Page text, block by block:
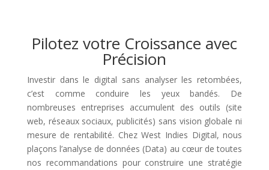
Pilotez votre Croissance avec
Précision
Investir dans le digital sans analyser les retombées,
c’est comme conduire les yeux bandés. De
nombreuses entreprises accumulent des outils (site
web, réseaux sociaux, publicités) sans vision globale ni
mesure de rentabilité. Chez West Indies Digital, nous
plaçons l’analyse de données (Data) au cœur de toutes
nos recommandations pour construire une stratégie